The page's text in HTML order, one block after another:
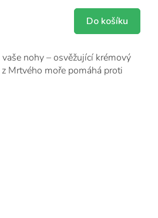
Do košíku
nohy – osvěžující krémový
Mrtvého moře pomáhá proti